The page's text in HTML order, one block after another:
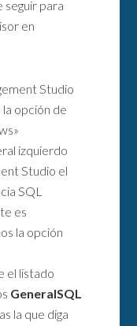
seguir para
en
Studio
opción de
izquierdo
Studio el
SQL
es
la opción
el listado
GeneralSQL
la que diga